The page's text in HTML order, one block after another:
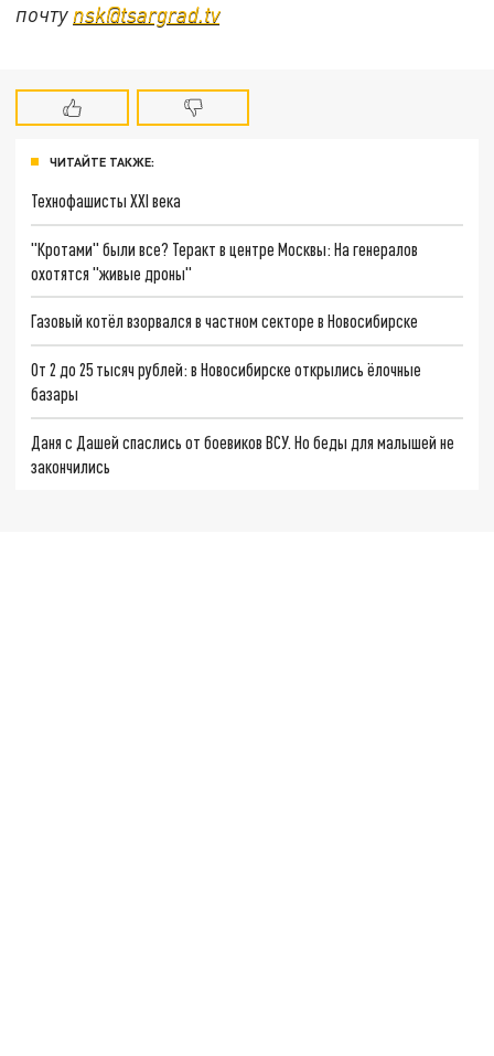
почту nsk@tsargrad.tv
ЧИТАЙТЕ ТАКЖЕ:
Технофашисты XXI века
"Кротами" были все? Теракт в центре Москвы: На генералов
охотятся "живые дроны"
Газовый котёл взорвался в частном секторе в Новосибирске
От 2 до 25 тысяч рублей: в Новосибирске открылись ёлочные
базары
Даня с Дашей спаслись от боевиков ВСУ. Но беды для малышей не
закончились